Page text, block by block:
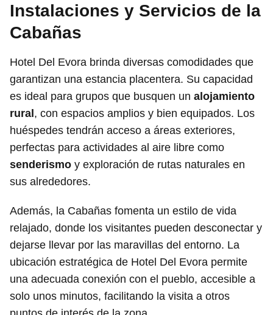
Instalaciones y Servicios de la
Cabañas
Hotel Del Evora brinda diversas comodidades que
garantizan una estancia placentera. Su capacidad
es ideal para grupos que busquen un alojamiento
rural, con espacios amplios y bien equipados. Los
huéspedes tendrán acceso a áreas exteriores,
perfectas para actividades al aire libre como
senderismo y exploración de rutas naturales en
sus alrededores.
Además, la Cabañas fomenta un estilo de vida
relajado, donde los visitantes pueden desconectar y
dejarse llevar por las maravillas del entorno. La
ubicación estratégica de Hotel Del Evora permite
una adecuada conexión con el pueblo, accesible a
solo unos minutos, facilitando la visita a otros